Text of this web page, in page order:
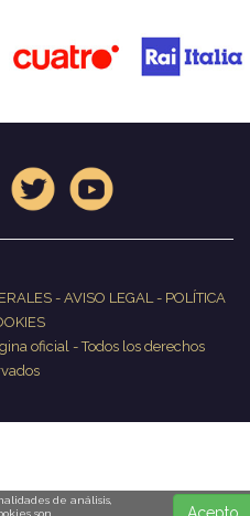
- AVISO LEGAL- POLÍTICA
oficial - Todos los derechos
de análisis,
son